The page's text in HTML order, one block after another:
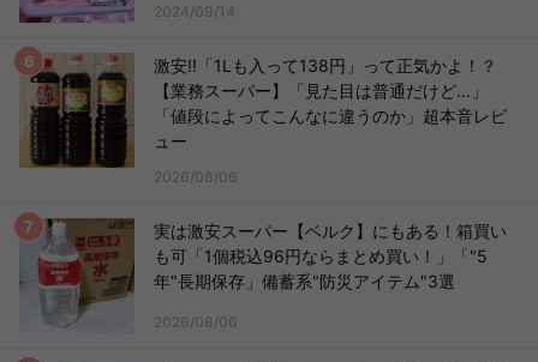
2024/09/14
激安!!「1Lも入って138円」って正気かよ！？
【業務スーパー】「見た目は普通だけど…」
「値段によってこんなに違うのか」超本音レビ
ュー
2026/08/06
実は激安スーパー【ベルク】にもある！箱買い
も可「1個税込96円ならまとめ買い！」「"5
年"長期保存」備蓄系"防災アイテム"3選
2026/08/06